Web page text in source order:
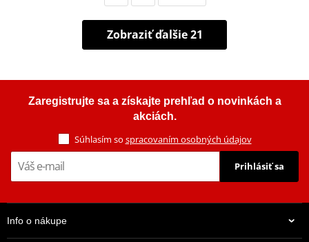
Zobraziť ďalšie 21
Zaregistrujte sa a získajte prehľad o novinkách a
akciách.
Súhlasím so spracovaním osobných údajov
Prihlásiť sa
Info o nákupe